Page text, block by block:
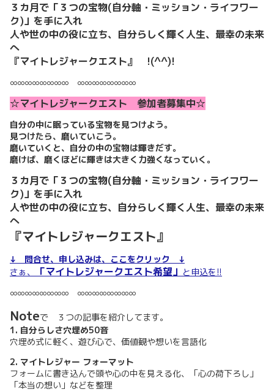
３カ月で「３つの宝物(自分軸・ミッション・ライフワー
ク)」を手に入れ
人や世の中の役に立ち、自分らしく輝く人生、最幸の未来
へ
『マイトレジャークエスト』 !(^^)!
∞∞∞∞∞∞∞∞ ∞∞∞∞∞∞∞∞
☆マイトレジャークエスト 参加者募集中☆
自分の中に眠っている宝物を見つけよう。
見つけたら、磨いていこう。
磨いていくと、自分の中の宝物は輝きだす。
磨けば、磨くほどに輝きは大きく力強くなっていく。
３カ月で「３つの宝物(自分軸・ミッション・ライフワー
ク)」を手に入れ
人や世の中の役に立ち、自分らしく輝く人生、最幸の未来
へ
『マイトレジャークエスト』
↓ 問合せ、申し込みは、ここをクリック ↓
さぁ、
「マイトレジャークエスト希望」 と申込を!!
∞∞∞∞∞∞∞∞ ∞∞∞∞∞∞∞∞
Noteで ３つの記事を紹介してます。
1. 自分らしさ穴埋め50音
穴埋め式に軽く、遊び心で、価値観や想いを言語化
2. マイトレジャー フォーマット
フォームに書き込んで頭や心の中を見える化、「心の荷下ろし」
「本当の想い」などを整理